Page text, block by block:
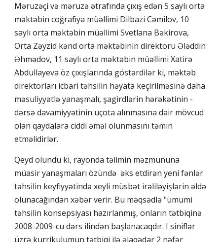
Məruzəçi və məruzə ətrafında çıxış edən 5 saylı orta
məktəbin coğrafiya müəllimi Dilbazi Cəmilov, 10
saylı orta məktəbin müəllimi Svetlana Bəkirova,
Orta Zəyzid kənd orta məktəbinin direktoru Ələddin
Əhmədov, 11 saylı orta məktəbin müəllimi Xatirə
Abdullayeva öz çıxışlarında göstərdilər ki, məktəb
direktorları icbari təhsilin həyata keçirilməsinə daha
məsuliyyətlə yanaşmalı, şagirdlərin hərəkətinin -
dərsə davamiyyətinin uçota alınmasına dair mövcud
olan qaydalara ciddi əməl olunmasını təmin
etməlidirlər.
Qeyd olundu ki, rayonda təlimin məzmununa
müasir yanaşmaları özündə əks etdirən yeni fənlər
təhsilin keyfiyyətində xeyli müsbət irəliləyişlərin əldə
olunacağından xəbər verir. Bu məqsədlə "ümumi
təhsilin konsepsiyası hazırlanmış, onların tətbiqinə
2008-2009-cu dərs ilindən başlanacaqdır. I siniflər
üzrə kurrikulumun tətbiqi ilə əlaqədar 2 nəfər